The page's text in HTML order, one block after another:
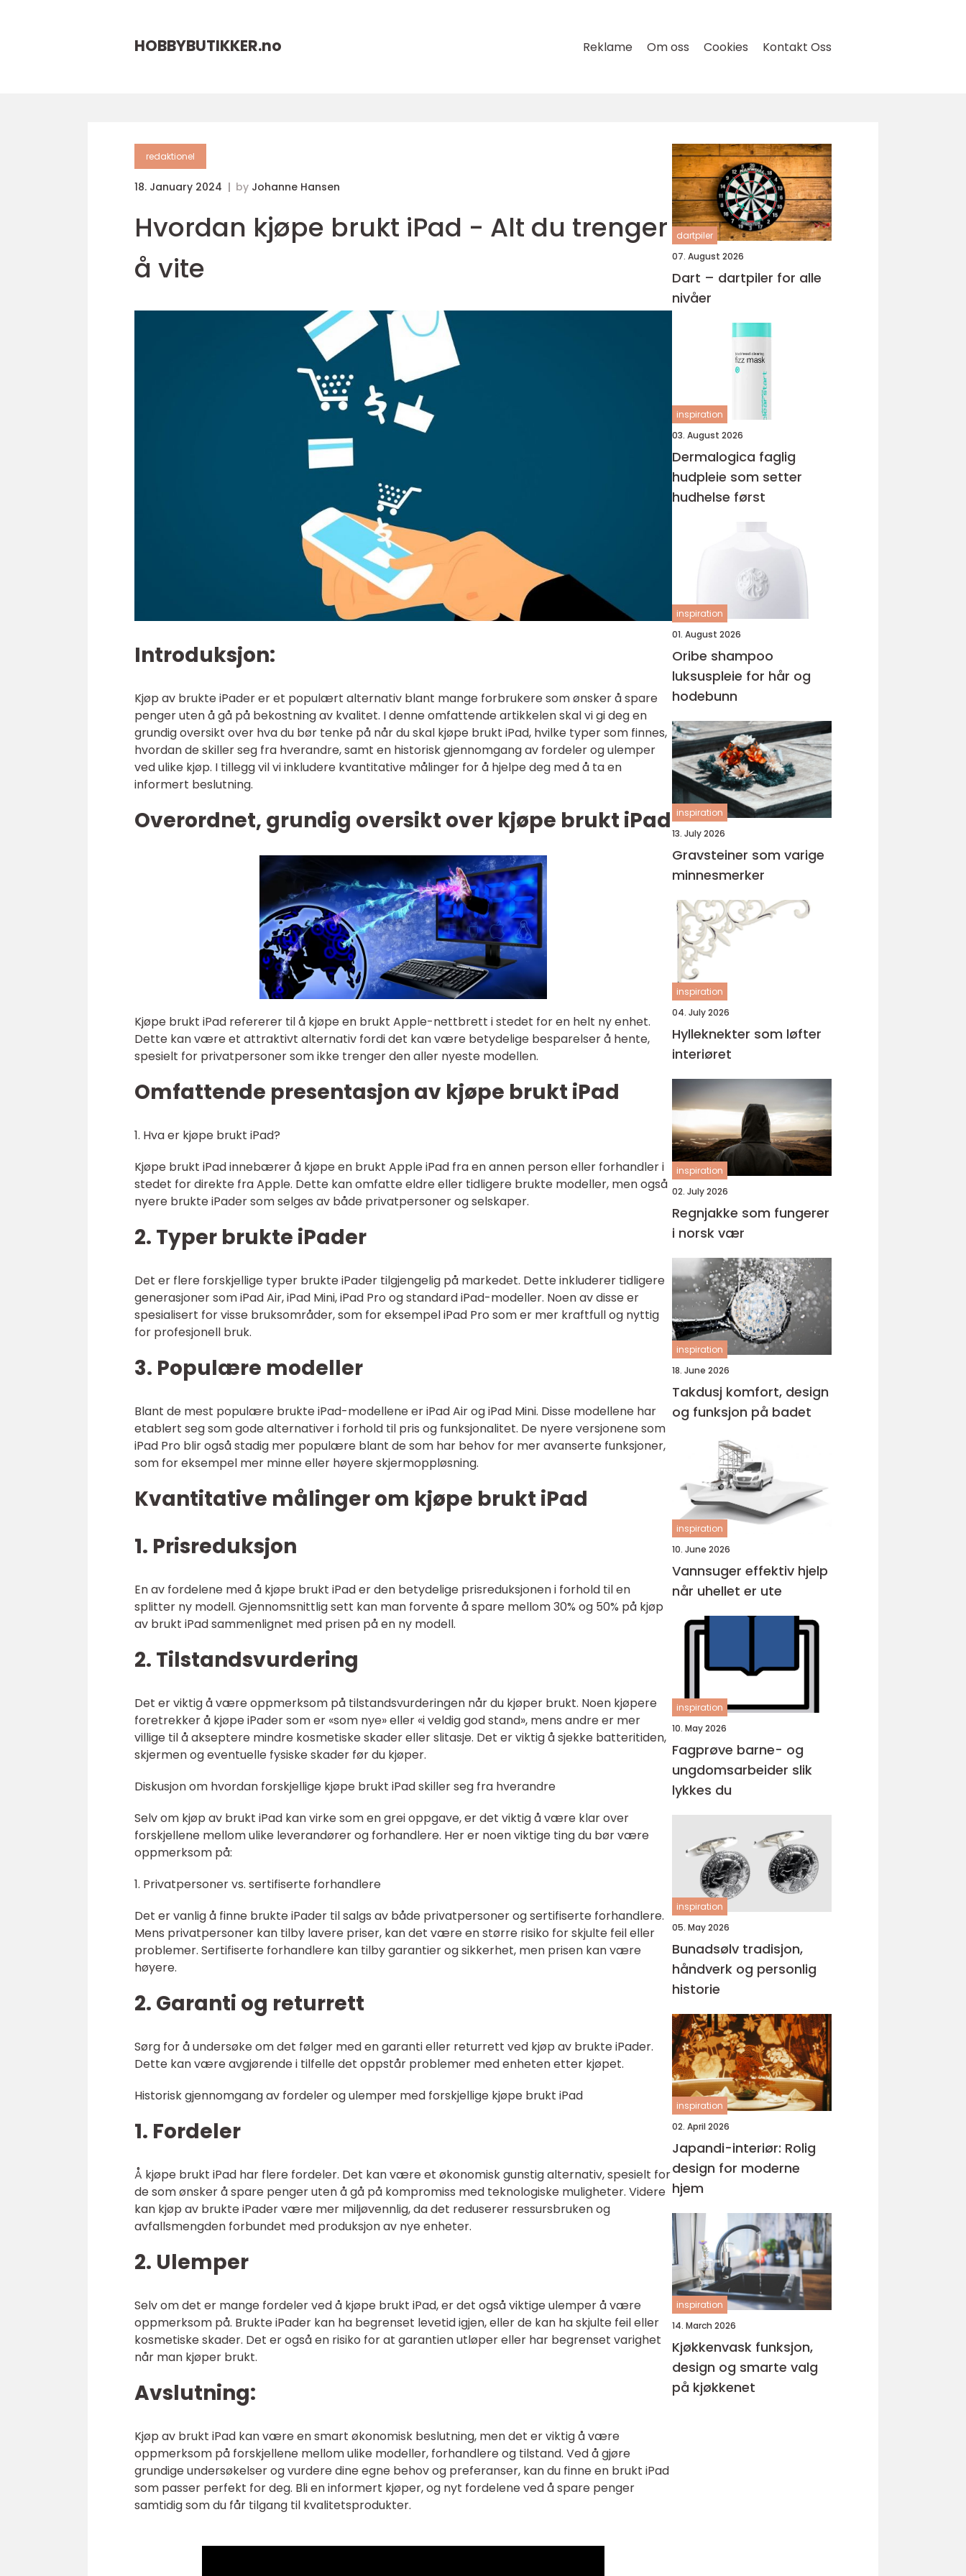
HOBBYBUTIKKER.no Reklame Om oss Cookies Kontakt Oss
redaktionel
18. January 2024 by Johanne Hansen
Hvordan kjøpe brukt iPad - Alt du trenger
å vite
Introduksjon:
Kjøp av brukte iPader er et populært alternativ blant mange forbrukere som ønsker å spare
penger uten å gå på bekostning av kvalitet. I denne omfattende artikkelen skal vi gi deg en
grundig oversikt over hva du bør tenke på når du skal kjøpe brukt iPad, hvilke typer som finnes,
hvordan de skiller seg fra hverandre, samt en historisk gjennomgang av fordeler og ulemper
ved ulike kjøp. I tillegg vil vi inkludere kvantitative målinger for å hjelpe deg med å ta en
informert beslutning.
Overordnet, grundig oversikt over kjøpe brukt iPad
Kjøpe brukt iPad refererer til å kjøpe en brukt Apple-nettbrett i stedet for en helt ny enhet.
Dette kan være et attraktivt alternativ fordi det kan være betydelige besparelser å hente,
spesielt for privatpersoner som ikke trenger den aller nyeste modellen.
Omfattende presentasjon av kjøpe brukt iPad
1. Hva er kjøpe brukt iPad?
Kjøpe brukt iPad innebærer å kjøpe en brukt Apple iPad fra en annen person eller forhandler i
stedet for direkte fra Apple. Dette kan omfatte eldre eller tidligere brukte modeller, men også
nyere brukte iPader som selges av både privatpersoner og selskaper.
2. Typer brukte iPader
Det er flere forskjellige typer brukte iPader tilgjengelig på markedet. Dette inkluderer tidligere
generasjoner som iPad Air, iPad Mini, iPad Pro og standard iPad-modeller. Noen av disse er
spesialisert for visse bruksområder, som for eksempel iPad Pro som er mer kraftfull og nyttig
for profesjonell bruk.
3. Populære modeller
Blant de mest populære brukte iPad-modellene er iPad Air og iPad Mini. Disse modellene har
etablert seg som gode alternativer i forhold til pris og funksjonalitet. De nyere versjonene som
iPad Pro blir også stadig mer populære blant de som har behov for mer avanserte funksjoner,
som for eksempel mer minne eller høyere skjermoppløsning.
Kvantitative målinger om kjøpe brukt iPad
1. Prisreduksjon
En av fordelene med å kjøpe brukt iPad er den betydelige prisreduksjonen i forhold til en
splitter ny modell. Gjennomsnittlig sett kan man forvente å spare mellom 30% og 50% på kjøp
av brukt iPad sammenlignet med prisen på en ny modell.
2. Tilstandsvurdering
Det er viktig å være oppmerksom på tilstandsvurderingen når du kjøper brukt. Noen kjøpere
foretrekker å kjøpe iPader som er «som nye» eller «i veldig god stand», mens andre er mer
villige til å akseptere mindre kosmetiske skader eller slitasje. Det er viktig å sjekke batteritiden,
skjermen og eventuelle fysiske skader før du kjøper.
Diskusjon om hvordan forskjellige kjøpe brukt iPad skiller seg fra hverandre
Selv om kjøp av brukt iPad kan virke som en grei oppgave, er det viktig å være klar over
forskjellene mellom ulike leverandører og forhandlere. Her er noen viktige ting du bør være
oppmerksom på:
1. Privatpersoner vs. sertifiserte forhandlere
Det er vanlig å finne brukte iPader til salgs av både privatpersoner og sertifiserte forhandlere.
Mens privatpersoner kan tilby lavere priser, kan det være en større risiko for skjulte feil eller
problemer. Sertifiserte forhandlere kan tilby garantier og sikkerhet, men prisen kan være
høyere.
2. Garanti og returrett
Sørg for å undersøke om det følger med en garanti eller returrett ved kjøp av brukte iPader.
Dette kan være avgjørende i tilfelle det oppstår problemer med enheten etter kjøpet.
Historisk gjennomgang av fordeler og ulemper med forskjellige kjøpe brukt iPad
1. Fordeler
Å kjøpe brukt iPad har flere fordeler. Det kan være et økonomisk gunstig alternativ, spesielt for
de som ønsker å spare penger uten å gå på kompromiss med teknologiske muligheter. Videre
kan kjøp av brukte iPader være mer miljøvennlig, da det reduserer ressursbruken og
avfallsmengden forbundet med produksjon av nye enheter.
2. Ulemper
Selv om det er mange fordeler ved å kjøpe brukt iPad, er det også viktige ulemper å være
oppmerksom på. Brukte iPader kan ha begrenset levetid igjen, eller de kan ha skjulte feil eller
kosmetiske skader. Det er også en risiko for at garantien utløper eller har begrenset varighet
når man kjøper brukt.
Avslutning:
Kjøp av brukt iPad kan være en smart økonomisk beslutning, men det er viktig å være
oppmerksom på forskjellene mellom ulike modeller, forhandlere og tilstand. Ved å gjøre
grundige undersøkelser og vurdere dine egne behov og preferanser, kan du finne en brukt iPad
som passer perfekt for deg. Bli en informert kjøper, og nyt fordelene ved å spare penger
samtidig som du får tilgang til kvalitetsprodukter.
dartpiler
07. August 2026
Dart – dartpiler for alle
nivåer
inspiration
03. August 2026
Dermalogica faglig
hudpleie som setter
hudhelse først
inspiration
01. August 2026
Oribe shampoo
luksuspleie for hår og
hodebunn
inspiration
13. July 2026
Gravsteiner som varige
minnesmerker
inspiration
04. July 2026
Hylleknekter som løfter
interiøret
inspiration
02. July 2026
Regnjakke som fungerer
i norsk vær
inspiration
18. June 2026
Takdusj komfort, design
og funksjon på badet
inspiration
10. June 2026
Vannsuger effektiv hjelp
når uhellet er ute
inspiration
10. May 2026
Fagprøve barne- og
ungdomsarbeider slik
lykkes du
inspiration
05. May 2026
Bunadsølv tradisjon,
håndverk og personlig
historie
inspiration
02. April 2026
Japandi-interiør: Rolig
design for moderne
hjem
inspiration
14. March 2026
Kjøkkenvask funksjon,
design og smarte valg
på kjøkkenet